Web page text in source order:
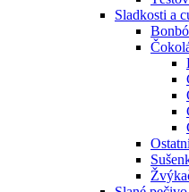
Sladkosti a